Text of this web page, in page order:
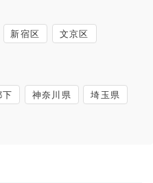
新宿区 文京区
下 神奈川県 埼玉県